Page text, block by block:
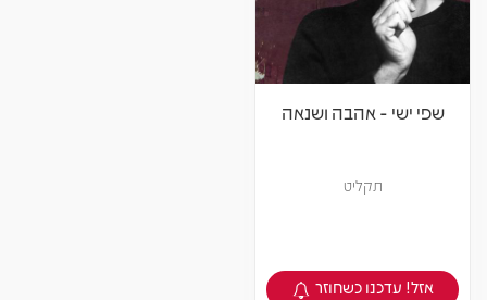
שפי ישי - אהבה ושנאה
תקליט
צפיה במוצר
אזל! עדכנו כשחוזר